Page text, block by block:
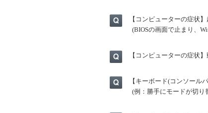
【コンピューターの症状
(BIOSの画面で止まり、
【コンピューターの症状
【キーボード(コンソール
(例：勝手にモードが切り